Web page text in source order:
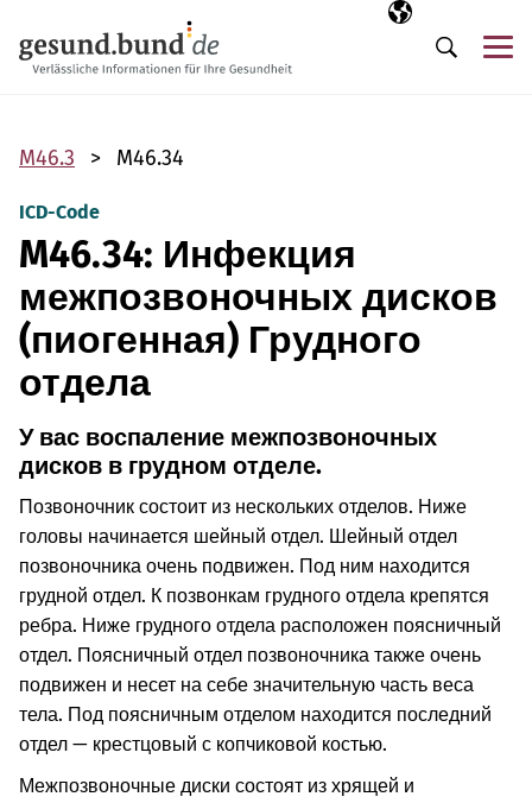
Выбранный
RU
Поиск
M46.3 M46.34
ICD-Code
M46.34: Инфекция
межпозвоночных дисков
(пиогенная) Грудного
отдела
У вас воспаление межпозвоночных
дисков в грудном отделе.
Позвоночник состоит из нескольких отделов. Ниже
головы начинается шейный отдел. Шейный отдел
позвоночника очень подвижен. Под ним находится
грудной отдел. К позвонкам грудного отдела крепятся
ребра. Ниже грудного отдела расположен поясничный
отдел. Поясничный отдел позвоночника также очень
подвижен и несет на себе значительную часть веса
тела. Под поясничным отделом находится последний
отдел — крестцовый с копчиковой костью.
Межпозвоночные диски состоят из хрящей и